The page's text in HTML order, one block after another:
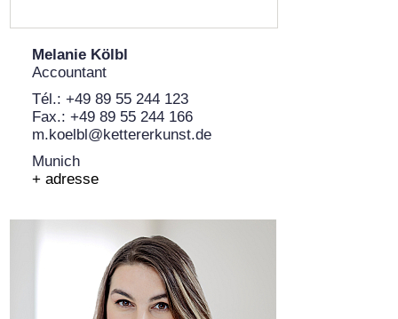
Melanie Kölbl
Accountant
Tél.: +49 89 55 244 123
Fax.: +49 89 55 244 166
m.koelbl@kettererkunst.de
Munich
+ adresse